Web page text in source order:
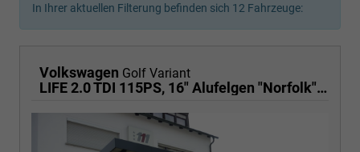
In Ihrer aktuellen Filterung befinden sich 12 Fahrzeuge:
Volkswagen Golf Variant
LIFE 2.0 TDI 115PS, 16" Alufelgen "Norfolk", Adaptiver Tempomat ACC, Sicht-Paket, Digital Cockpit Pro, LED-Scheinwerfer, Radio Composition 10,3" + Wireless App-Connect, Parksensoren vorne und hinten, Climatronic, M-Lederlenkrad, Reserverad, Dachreling